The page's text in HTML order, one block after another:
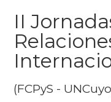
II
(FCPyS -